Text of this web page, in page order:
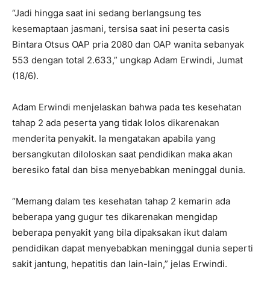
“Jadi hingga saat ini sedang berlangsung tes
kesemaptaan jasmani, tersisa saat ini peserta casis
Bintara Otsus OAP pria 2080 dan OAP wanita sebanyak
553 dengan total 2.633,” ungkap Adam Erwindi, Jumat
(18/6).
Adam Erwindi menjelaskan bahwa pada tes kesehatan
tahap 2 ada peserta yang tidak lolos dikarenakan
menderita penyakit. Ia mengatakan apabila yang
bersangkutan diloloskan saat pendidikan maka akan
beresiko fatal dan bisa menyebabkan meninggal dunia.
“Memang dalam tes kesehatan tahap 2 kemarin ada
beberapa yang gugur tes dikarenakan mengidap
beberapa penyakit yang bila dipaksakan ikut dalam
pendidikan dapat menyebabkan meninggal dunia seperti
sakit jantung, hepatitis dan lain-lain,” jelas Erwindi.